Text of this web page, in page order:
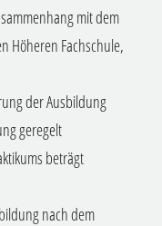
mit dem
Höheren Fachschule,
der Ausbildung
geregelt
beträgt
nach dem